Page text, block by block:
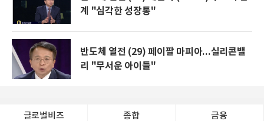
계 "심각한 성장통"
반도체 열전 (29) 페이팔 마피아...실리콘밸
리 "무서운 아이들"
글로벌비즈 종합 금융